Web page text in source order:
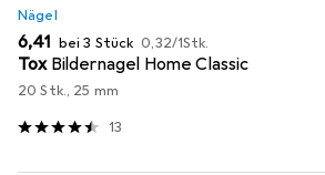
Nägel
EUR
6,41 bei 3 Stück EUR
0,32/1Stk.
Tox Bildernagel Home Classic
20 Stk., 25 mm
13